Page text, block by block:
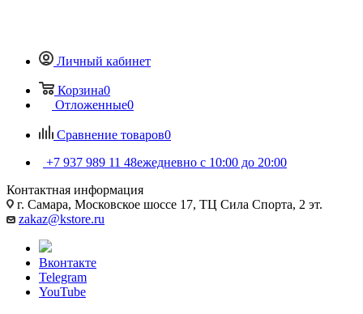
Личный кабинет
Корзина0
Отложенные0
Сравнение товаров0
+7 937 989 11 48ежедневно с 10:00 до 20:00
Контактная информация
г. Самара, Московское шоссе 17, ТЦ Сила Спорта, 2 эт.
zakaz@kstore.ru
Вконтакте
Telegram
YouTube